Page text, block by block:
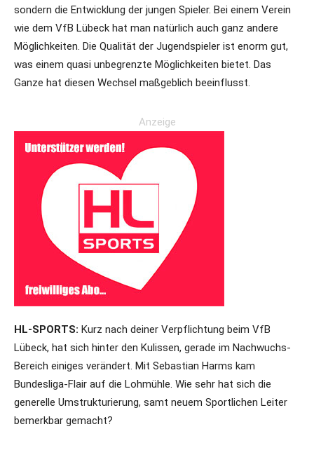
sondern die Entwicklung der jungen Spieler. Bei einem Verein
wie dem VfB Lübeck hat man natürlich auch ganz andere
Möglichkeiten. Die Qualität der Jugendspieler ist enorm gut,
was einem quasi unbegrenzte Möglichkeiten bietet. Das
Ganze hat diesen Wechsel maßgeblich beeinflusst.
Anzeige
HL-SPORTS: Kurz nach deiner Verpflichtung beim VfB
Lübeck, hat sich hinter den Kulissen, gerade im Nachwuchs-
Bereich einiges verändert. Mit Sebastian Harms kam
Bundesliga-Flair auf die Lohmühle. Wie sehr hat sich die
generelle Umstrukturierung, samt neuem Sportlichen Leiter
bemerkbar gemacht?